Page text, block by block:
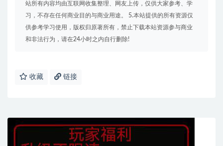
站所有内容均由互联网收集整理、网友上传，仅供大家参考、学
习，不存在任何商业目的与商业用途。 5.本站提供的所有资源仅
供参考学习使用，版权归原著所有，禁止下载本站资源参与商业
和非法行为，请在24小时之内自行删除!
收藏 链接